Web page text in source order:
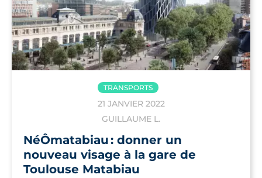
TRANSPORTS
21 JANVIER 2022
GUILLAUME L.
NéÔmatabiau : donner un
nouveau visage à la gare de
Toulouse Matabiau